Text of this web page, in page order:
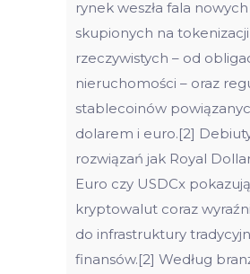
rynek weszła fala
skupionych na
rzeczywistych – od
nieruchomości – oraz
stablecoinów
dolarem i euro.[2]
rozwiązań jak Royal
Euro czy USDCx
kryptowalut coraz
do infrastruktury
finansów.[2] Według